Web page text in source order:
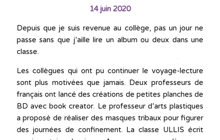
14 juin 2020
Depuis que je suis revenue au collège, pas un jour ne
passe sans que j’aille lire un album ou deux dans une
classe.
Les collègues qui ont pu continuer le voyage-lecture
sont plus motivées que jamais. Deux professeurs de
français ont lancé des créations de petites planches de
BD avec book creator. Le professeur d’arts plastiques
a proposé de réaliser des masques tribaux pour figurer
des journées de confinement. La classe ULLIS écrit